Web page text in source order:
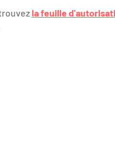
la feuille